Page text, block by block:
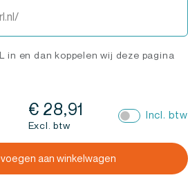
in en dan koppelen wij deze pagina
€ 28,91
Excl. btw
Incl. btw
aan winkelwagen